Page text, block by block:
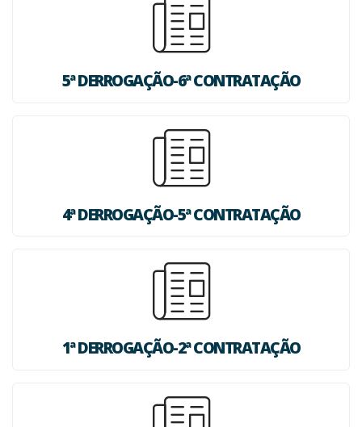
5ª DERROGAÇÃO-6ª CONTRATAÇÃO
4ª DERROGAÇÃO-5ª CONTRATAÇÃO
1ª DERROGAÇÃO-2ª CONTRATAÇÃO